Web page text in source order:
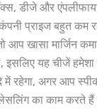
डीजे और
प्राइज बहुत कम
खासा मार्जिन
इसलिए यह चीजें
में रहेगा, अगर आप
का काम करते